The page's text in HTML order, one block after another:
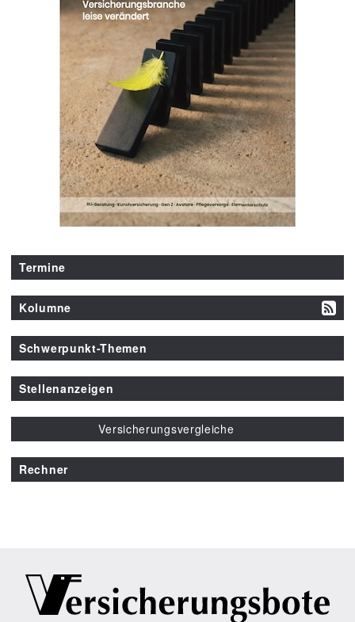
Termine
Kolumne
Schwerpunkt-Themen
Stellenanzeigen
Versicherungsvergleiche
Rechner